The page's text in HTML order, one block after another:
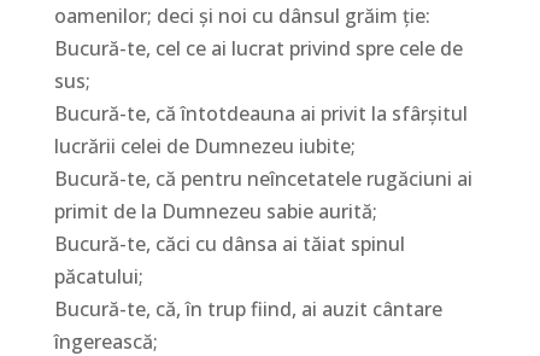
oamenilor; deci şi noi cu dânsul grăim ţie:
Bucură-te, cel ce ai lucrat privind spre cele de
sus;
Bucură-te, că întotdeauna ai privit la sfârşitul
lucrării celei de Dumnezeu iubite;
Bucură-te, că pentru neîncetatele rugăciuni ai
primit de la Dumnezeu sabie aurită;
Bucură-te, căci cu dânsa ai tăiat spinul
păcatului;
Bucură-te, că, în trup fiind, ai auzit cântare
îngerească;